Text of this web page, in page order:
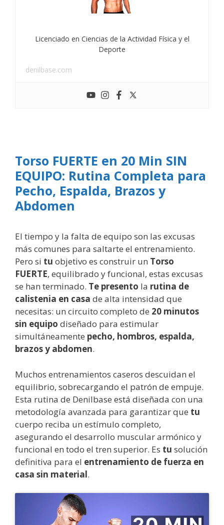
Licenciado en Ciencias de la Actividad Física y el
Deporte
denilbase.com
Torso FUERTE en 20 Min SIN
EQUIPO: Rutina Completa para
Pecho, Espalda, Brazos y
Abdomen
El tiempo y la falta de equipo son las excusas
más comunes para saltarte el entrenamiento.
Pero si tu objetivo es construir un Torso
FUERTE, equilibrado y funcional, estas excusas
se han terminado. Te presento la rutina de
calistenia en casa de alta intensidad que
necesitas: un circuito completo de 20 minutos
sin equipo diseñado para estimular
simultáneamente pecho, hombros, espalda,
brazos y abdomen.
Muchos entrenamientos caseros descuidan el
equilibrio, sobrecargando el patrón de empuje.
Esta rutina de Denilbase está diseñada con una
metodología avanzada para garantizar que tu
cuerpo reciba un estímulo completo,
asegurando el desarrollo muscular armónico y
funcional en todo el tren superior. Es tu solución
definitiva para el entrenamiento de fuerza en
casa sin material.